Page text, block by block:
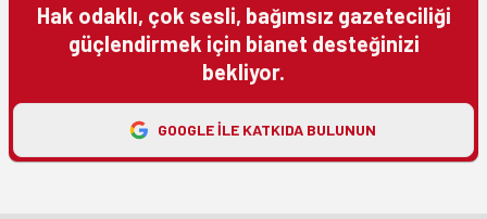
Hak odaklı, çok sesli, bağımsız gazeteciliği
güçlendirmek için bianet desteğinizi
bekliyor.
GOOGLE ILE KATKIDA BULUNUN